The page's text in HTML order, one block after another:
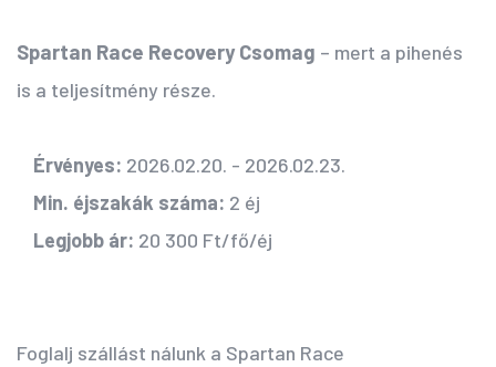
Spartan Race Recovery Csomag – mert a pihenés
is a teljesítmény része.
Érvényes: 2026.02.20. - 2026.02.23.
Min. éjszakák száma: 2 éj
Legjobb ár: 20 300 Ft/fő/éj
Foglalj szállást nálunk a Spartan Race